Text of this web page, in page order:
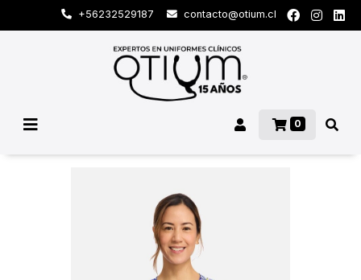
+56232529187 contacto@otium.cl
0